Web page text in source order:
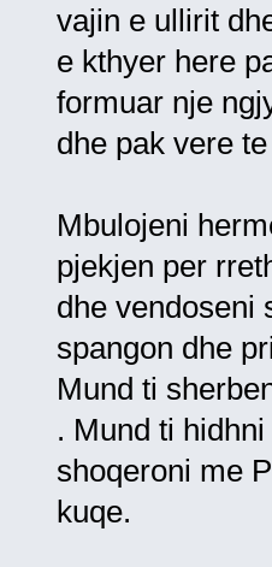
vajin e ullirit
e kthyer here
formuar nje
dhe pak vere
Mbulojeni
pjekjen per
dhe vendoseni
spangon dhe
Mund ti
. Mund ti
shoqeroni me
kuqe.